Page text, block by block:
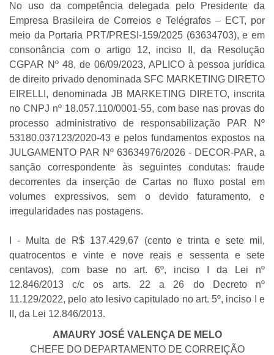
No uso da competência delegada pelo Presidente da
Empresa Brasileira de Correios e Telégrafos – ECT, por
meio da Portaria PRT/PRESI-159/2025 (63634703), e em
consonância com o artigo 12, inciso II, da Resolução
CGPAR Nº 48, de 06/09/2023, APLICO à pessoa jurídica
de direito privado denominada SFC MARKETING DIRETO
EIRELLI, denominada JB MARKETING DIRETO, inscrita
no CNPJ nº 18.057.110/0001-55, com base nas provas do
processo administrativo de responsabilização PAR Nº
53180.037123/2020-43 e pelos fundamentos expostos na
JULGAMENTO PAR Nº 63634976/2026 - DECOR-PAR, a
sanção correspondente às seguintes condutas: fraude
decorrentes da inserção de Cartas no fluxo postal em
volumes expressivos, sem o devido faturamento, e
irregularidades nas postagens.
I - Multa de R$ 137.429,67 (cento e trinta e sete mil,
quatrocentos e vinte e nove reais e sessenta e sete
centavos), com base no art. 6º, inciso I da Lei nº
12.846/2013 c/c os arts. 22 a 26 do Decreto nº
11.129/2022, pelo ato lesivo capitulado no art. 5º, inciso I e
II, da Lei 12.846/2013.
AMAURY JOSÉ VALENÇA DE MELO
CHEFE DO DEPARTAMENTO DE CORREIÇÃO